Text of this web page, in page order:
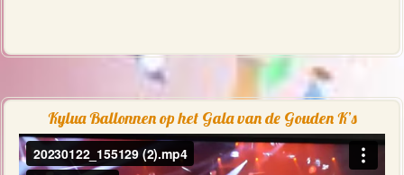
Kylua Ballonnen op het Gala van de Gouden K’s
Videospeler